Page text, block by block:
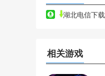
湖北电信下载
相关游戏